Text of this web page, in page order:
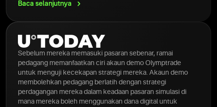
Baca selanjutnya
Sebelum mereka memasuki pasaran sebenar, ramai
pedagang memanfaatkan ciri akaun demo Olymptrade
untuk menguji kecekapan strategi mereka. Akaun demo
membolehkan pedagang berlatih dengan strategi
perdagangan mereka dalam keadaan pasaran simulasi di
mana mereka boleh menggunakan dana digital untuk